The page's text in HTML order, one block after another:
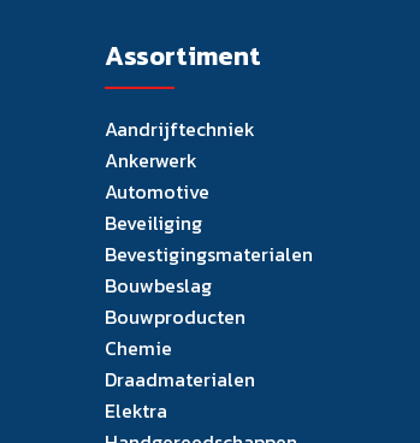
Assortiment
Aandrijftechniek
Ankerwerk
Automotive
Beveiliging
Bevestigingsmaterialen
Bouwbeslag
Bouwproducten
Chemie
Draadmaterialen
Elektra